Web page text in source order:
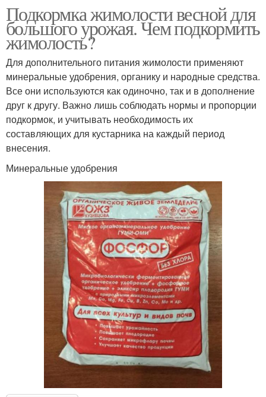
Подкормка жимолости весной для
большого урожая. Чем подкормить
жимолость?
Для дополнительного питания жимолости применяют
минеральные удобрения, органику и народные средства.
Все они используются как одиночно, так и в дополнение
друг к другу. Важно лишь соблюдать нормы и пропорции
подкормок, и учитывать необходимость их
составляющих для кустарника на каждый период
внесения.
Минеральные удобрения